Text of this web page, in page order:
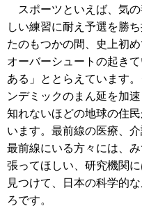
スポーツといえば、気
しい練習に耐え予選を勝
たのもつかの間、史上初
オーバーシュートの起き
ある」ととらえています
ンデミックのまん延を加
知れないほどの地球の住
います。最前線の医療、
最前線にいる方々には、
張ってほしい、研究機関
見つけて、日本の科学的
ろです。